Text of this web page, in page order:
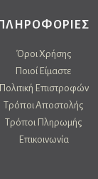
ΠΛΗΡΟΦΟΡΙΕΣ
Όροι Χρήσης
Ποιοί Είμαστε
Πολιτική Επιστροφών
Τρόποι Αποστολής
Τρόποι Πληρωμής
Επικοινωνία